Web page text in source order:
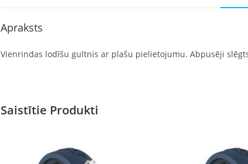
Apraksts
Vienrindas lodīšu gultnis ar plašu pielietojumu. Abpusēji slēgts
Saistītie Produkti